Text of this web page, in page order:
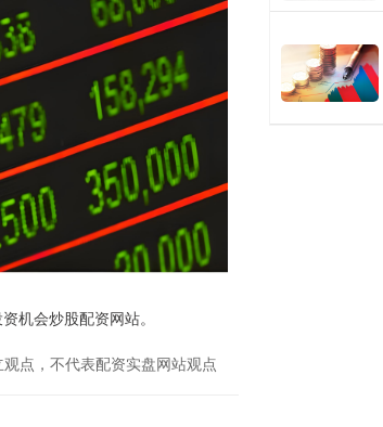
会炒股配资网站。
点，不代表配资实盘网站观点